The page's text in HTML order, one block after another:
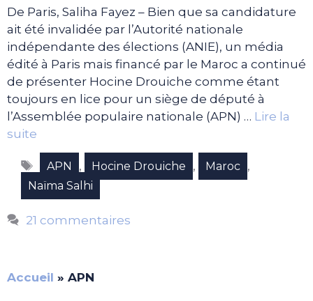
De Paris, Saliha Fayez – Bien que sa candidature
ait été invalidée par l’Autorité nationale
indépendante des élections (ANIE), un média
édité à Paris mais financé par le Maroc a continué
de présenter Hocine Drouiche comme étant
toujours en lice pour un siège de député à
l’Assemblée populaire nationale (APN) … Lire la
suite
Étiquettes
APN , Hocine Drouiche , Maroc ,
Naïma Salhi
21 commentaires
Accueil » APN